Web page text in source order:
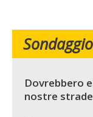
Sondaggio
Dovrebbero
nostre